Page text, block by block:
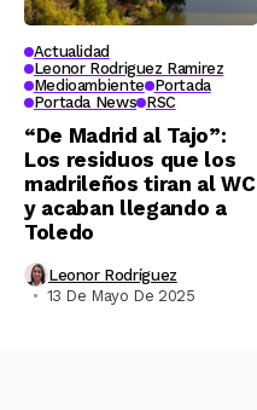
Actualidad
Leonor Rodriguez Ramirez
Medioambiente Portada
Portada News RSC
“De Madrid al Tajo”:
Los residuos que los
madrileños tiran al WC
y acaban llegando a
Toledo
Leonor Rodríguez
13 De Mayo De 2025